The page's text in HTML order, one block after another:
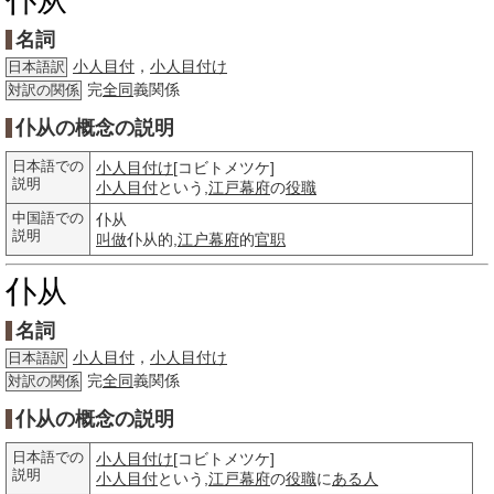
名詞
日本語訳 小人目付 ， 小人目付け
対訳の関係 完全同義関係
仆从の概念の説明
日本語での
説明
小人目付け[コビトメツケ]
小人目付という, 江戸幕府の役職
中国語での
説明
仆从
叫做仆从的, 江户幕府的官职
仆从
名詞
日本語訳 小人目付 ， 小人目付け
対訳の関係 完全同義関係
仆从の概念の説明
日本語での
説明
小人目付け[コビトメツケ]
小人目付という, 江戸幕府の役職にある人